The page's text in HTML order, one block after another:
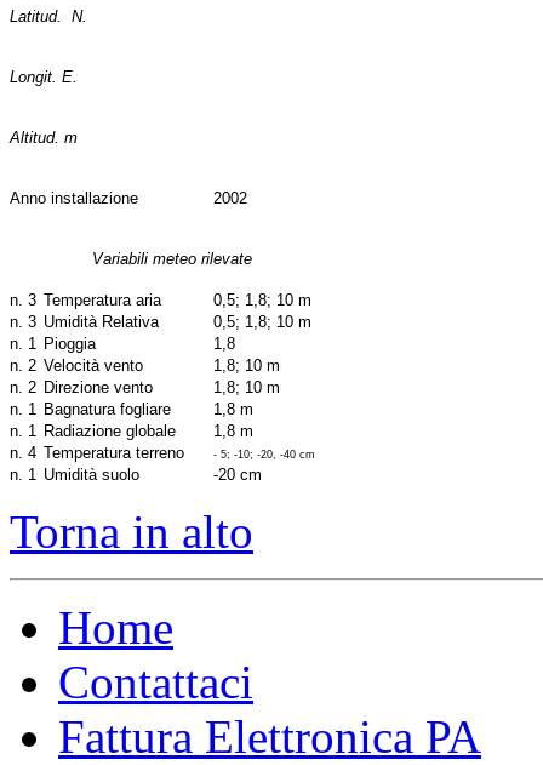
Latitud. N.
Longit. E.
Altitud. m
Anno installazione 2002
Variabili meteo rilevate
n. 3 Temperatura aria
0,5; 1,8; 10 m
n. 3 Umidità Relativa
0,5; 1,8; 10 m
n. 1 Pioggia
1,8
n. 2 Velocità vento
1,8; 10 m
n. 2 Direzione vento
1,8; 10 m
n. 1 Bagnatura fogliare
1,8 m
n. 1 Radiazione globale
1,8 m
n. 4 Temperatura terreno - 5; -10; -20, -40 cm
n. 1 Umidità suolo -20 cm
Torna in alto
Home
Contattaci
Fattura Elettronica PA